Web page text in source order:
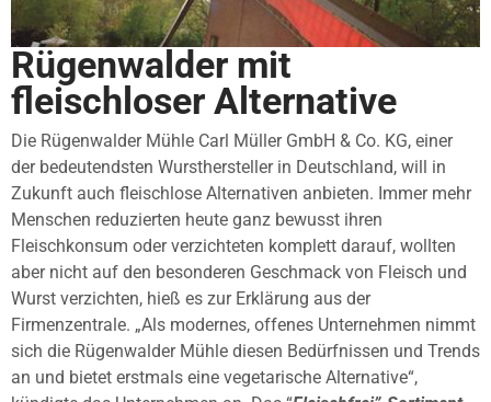
Rügenwalder mit
fleischloser Alternative
Die Rügenwalder Mühle Carl Müller GmbH & Co. KG, einer
der bedeutendsten Wursthersteller in Deutschland, will in
Zukunft auch fleischlose Alternativen anbieten. Immer mehr
Menschen reduzierten heute ganz bewusst ihren
Fleischkonsum oder verzichteten komplett darauf, wollten
aber nicht auf den besonderen Geschmack von Fleisch und
Wurst verzichten, hieß es zur Erklärung aus der
Firmenzentrale. „Als modernes, offenes Unternehmen nimmt
sich die Rügenwalder Mühle diesen Bedürfnissen und Trends
an und bietet erstmals eine vegetarische Alternative“,